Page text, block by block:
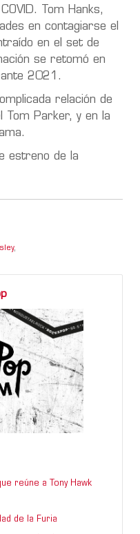
Tom Hanks,
en contagiarse el
en el set de
se retomó en
2021.
relación de
Tom Parker, y en la
estreno de la
,
reúne a Tony Hawk
de la Furia